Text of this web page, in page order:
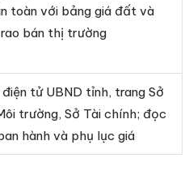
toàn với bảng giá đất và
bán thị trường
tử UBND tỉnh, trang Sở
trường, Sở Tài chính; đọc
hành và phụ lục giá